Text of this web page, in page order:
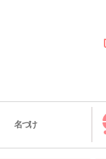
名づけ